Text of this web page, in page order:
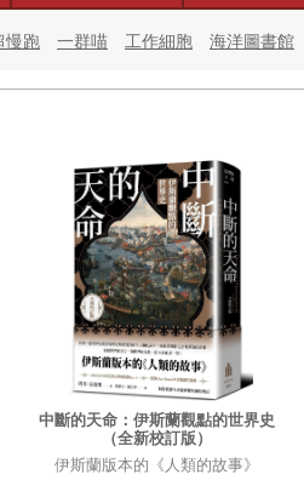
慢跑 一群喵 工作細胞 海洋圖書館
中斷的天命：伊斯蘭觀點的世界史
（全新校訂版）
伊斯蘭版本的《人類的故事》